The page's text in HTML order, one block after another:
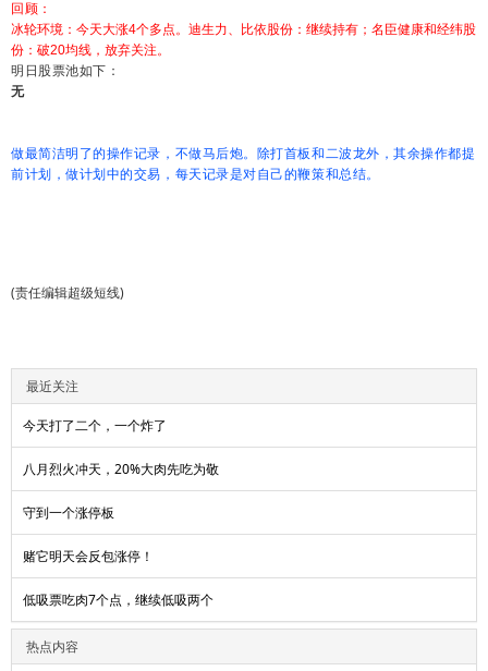
回顾：
冰轮环境：今天大涨4个多点。迪生力、比依股份：继续持有；名臣健康和经纬股
份：破20均线，放弃关注。
明日股票池如下：
无
做最简洁明了的操作记录，不做马后炮。除打首板和二波龙外，其余操作都提
前计划，做计划中的交易，每天记录是对自己的鞭策和总结。
(责任编辑超级短线)
最近关注
今天打了二个，一个炸了
八月烈火冲天，20%大肉先吃为敬
守到一个涨停板
赌它明天会反包涨停！
低吸票吃肉7个点，继续低吸两个
热点内容